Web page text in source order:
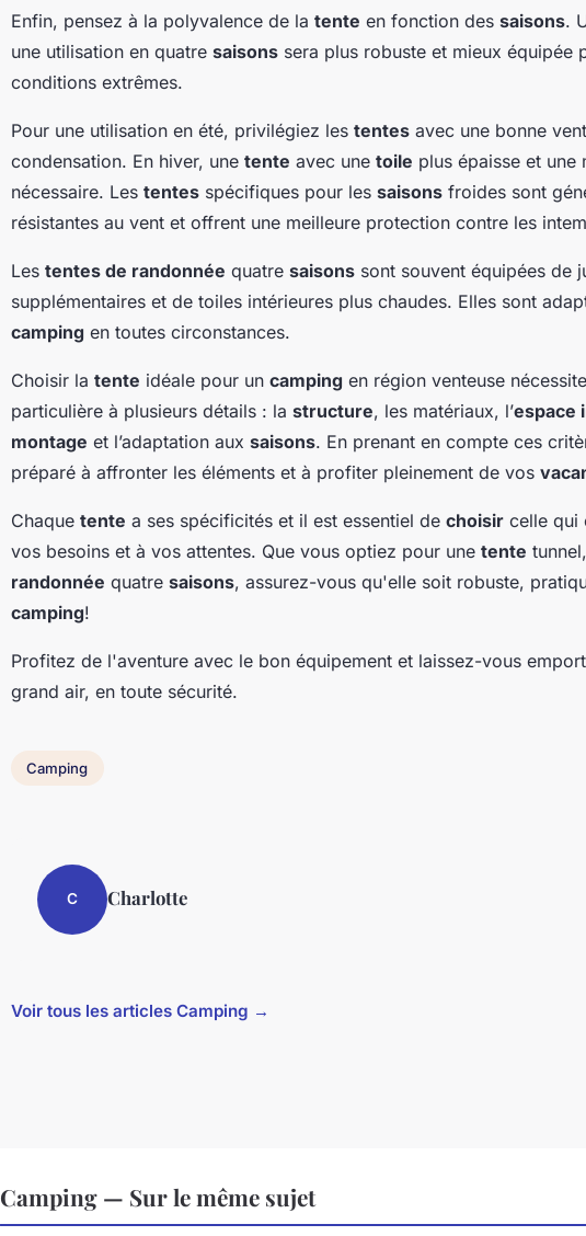
Enfin, pensez à la polyvalence de la tente en fonction des saisons.
une utilisation en quatre saisons sera plus robuste et mieux équipée
conditions extrêmes.
Pour une utilisation en été, privilégiez les tentes avec une bonne
condensation. En hiver, une tente avec une toile plus épaisse et une
nécessaire. Les tentes spécifiques pour les saisons froides sont
résistantes au vent et offrent une meilleure protection contre les
Les tentes de randonnée quatre saisons sont souvent équipées de
supplémentaires et de toiles intérieures plus chaudes. Elles sont
camping en toutes circonstances.
Choisir la tente idéale pour un camping en région venteuse
particulière à plusieurs détails : la structure, les matériaux, l’espace
montage et l’adaptation aux saisons. En prenant en compte ces
préparé à affronter les éléments et à profiter pleinement de vos
Chaque tente a ses spécificités et il est essentiel de choisir celle qui
vos besoins et à vos attentes. Que vous optiez pour une tente
randonnée quatre saisons, assurez-vous qu'elle soit robuste,
camping!
Profitez de l'aventure avec le bon équipement et laissez-vous
grand air, en toute sécurité.
Camping
C Charlotte
Voir tous les articles Camping →
Camping — Sur le même sujet